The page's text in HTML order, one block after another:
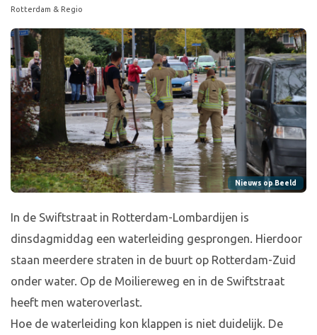
Rotterdam & Regio
Nieuws op Beeld
In de Swiftstraat in Rotterdam-Lombardijen is
dinsdagmiddag een waterleiding gesprongen. Hierdoor
staan meerdere straten in de buurt op Rotterdam-Zuid
onder water. Op de Moiliereweg en in de Swiftstraat
heeft men wateroverlast.
Hoe de waterleiding kon klappen is niet duidelijk. De